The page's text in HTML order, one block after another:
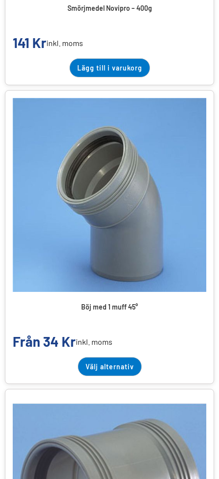
Smörjmedel Novipro – 400g
141 Krinkl. moms
Lägg till i varukorg
Böj med 1 muff 45°
Från 34 Krinkl. moms
Välj alternativ